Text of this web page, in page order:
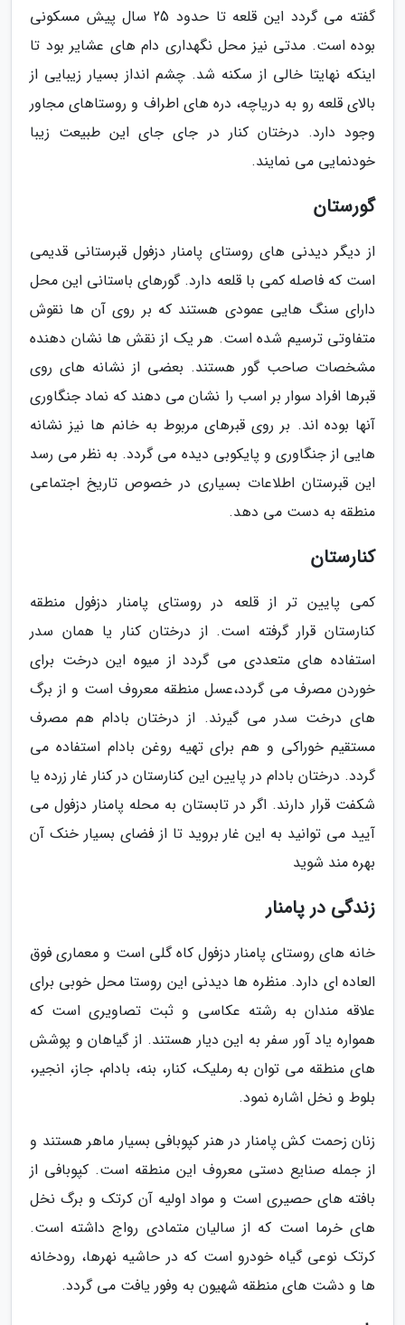
گفته می گردد این قلعه تا حدود 25 سال پیش مسکونی
بوده است. مدتی نیز محل نگهداری دام های عشایر بود تا
اینکه نهایتا خالی از سکنه شد. چشم انداز بسیار زیبایی از
بالای قلعه رو به دریاچه، دره های اطراف و روستاهای مجاور
وجود دارد. درختان کنار در جای جای این طبیعت زیبا
خودنمایی می نمایند.
گورستان
از دیگر دیدنی های روستای پامنار دزفول قبرستانی قدیمی
است که فاصله کمی با قلعه دارد. گورهای باستانی این محل
دارای سنگ هایی عمودی هستند که بر روی آن ها نقوش
متفاوتی ترسیم شده است. هر یک از نقش ها نشان دهنده
مشخصات صاحب گور هستند. بعضی از نشانه های روی
قبرها افراد سوار بر اسب را نشان می دهند که نماد جنگاوری
آنها بوده اند. بر روی قبرهای مربوط به خانم ها نیز نشانه
هایی از جنگاوری و پایکوبی دیده می گردد. به نظر می رسد
این قبرستان اطلاعات بسیاری در خصوص تاریخ اجتماعی
منطقه به دست می دهد.
کنارستان
کمی پایین تر از قلعه در روستای پامنار دزفول منطقه
کنارستان قرار گرفته است. از درختان کنار یا همان سدر
استفاده های متعددی می گردد از میوه این درخت برای
خوردن مصرف می گردد،عسل منطقه معروف است و از برگ
های درخت سدر می گیرند. از درختان بادام هم مصرف
مستقیم خوراکی و هم برای تهیه روغن بادام استفاده می
گردد. درختان بادام در پایین این کنارستان در کنار غار زرده یا
شکفت قرار دارند. اگر در تابستان به محله پامنار دزفول می
آیید می توانید به این غار بروید تا از فضای بسیار خنک آن
بهره مند شوید
زندگی در پامنار
خانه های روستای پامنار دزفول کاه گلی است و معماری فوق
العاده ای دارد. منظره ها دیدنی این روستا محل خوبی برای
علاقه مندان به رشته عکاسی و ثبت تصاویری است که
همواره یاد آور سفر به این دیار هستند. از گیاهان و پوشش
های منطقه می توان به رملیک، کنار، بنه، بادام، جاز، انجیر،
بلوط و نخل اشاره نمود.
زنان زحمت کش پامنار در هنر کپوبافی بسیار ماهر هستند و
از جمله صنایع دستی معروف این منطقه است. کپوبافی از
بافته های حصیری است و مواد اولیه آن کرتک و برگ نخل
های خرما است که از سالیان متمادی رواج داشته است.
کرتک نوعی گیاه خودرو است که در حاشیه نهرها، رودخانه
ها و دشت های منطقه شهیون به وفور یافت می گردد.